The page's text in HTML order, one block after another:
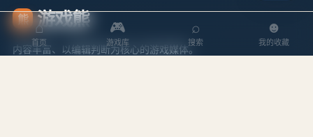
熊 游戏熊
内容丰富、以编辑判断为核心的游戏媒体。
⌂
首页
🎮
游戏库
⌕
搜索
☻
我的收藏